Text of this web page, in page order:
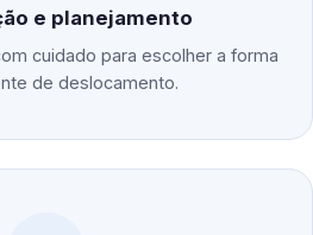
e planejamento
cuidado para escolher a forma
de deslocamento.